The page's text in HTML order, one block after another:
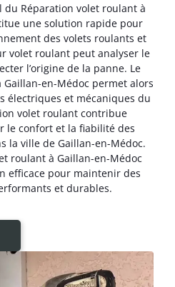
Réparation volet roulant à
une solution rapide pour
des volets roulants et
volet roulant peut analyser le
l’origine de la panne. Le
en-Médoc permet alors
électriques et mécaniques du
volet roulant contribue
le confort et la fiabilité des
la ville de Gaillan-en-Médoc.
roulant à Gaillan-en-Médoc
efficace pour maintenir des
et durables.